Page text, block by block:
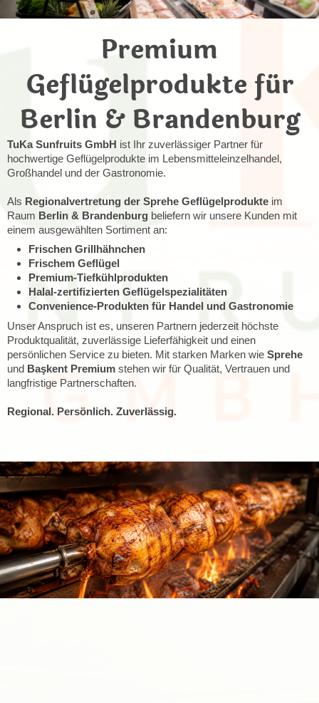
Premium
Geflügelprodukte für
Berlin & Brandenburg
TuKa Sunfruits GmbH ist Ihr zuverlässiger Partner für
hochwertige Geflügelprodukte im Lebensmitteleinzelhandel,
Großhandel und der Gastronomie.
Als Regionalvertretung der Sprehe Geflügelprodukte im
Raum Berlin & Brandenburg beliefern wir unsere Kunden mit
einem ausgewählten Sortiment an:
Frischen Grillhähnchen
Frischem Geflügel
Premium-Tiefkühlprodukten
Halal-zertifizierten Geflügelspezialitäten
Convenience-Produkten für Handel und Gastronomie
Unser Anspruch ist es, unseren Partnern jederzeit höchste
Produktqualität, zuverlässige Lieferfähigkeit und einen
persönlichen Service zu bieten. Mit starken Marken wie Sprehe
und Başkent Premium stehen wir für Qualität, Vertrauen und
langfristige Partnerschaften.
Regional. Persönlich. Zuverlässig.